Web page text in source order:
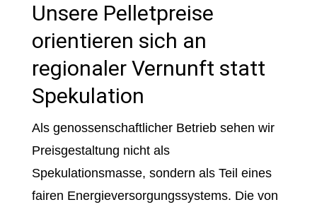
Unsere Pelletpreise
orientieren sich an
regionaler Vernunft statt
Spekulation
Als genossenschaftlicher Betrieb sehen wir
Preisgestaltung nicht als
Spekulationsmasse, sondern als Teil eines
fairen Energieversorgungssystems. Die von